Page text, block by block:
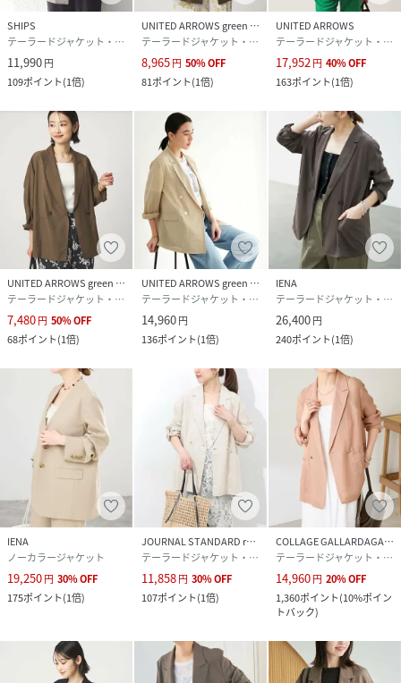
サイズ 36、38
クリーニング 本体:手洗い可能
品番
RP3314_26010900900020
26010900900020-020-036 RP3314)
SHIPS
テーラードジャケット・ブレザー
11,990円
109ポイント(1倍)
UNITED ARROWS green label relaxing
テーラードジャケット・ブレザー
8,965円 50%OFF
81ポイント(1倍)
UNITED ARROWS
テーラードジャケット・ブレザー
17,952 円 40%OFF
163ポイント(1倍)
UNITED ARROWS green label relaxing
テーラードジャケット・ブレザー
7,480円 50%OFF
68ポイント(1倍)
UNITED ARROWS green label relaxing
テーラードジャケット・ブレザー
14,960円
136ポイント(1倍)
IENA
テーラードジャケット・ブレザー
26,400円
240ポイント(1倍)
IENA
ノーカラージャケット
19,250円 30%OFF
175ポイント(1倍)
JOURNAL STANDARD relume
テーラードジャケット・ブレザー
11,858円 30%OFF
107ポイント(1倍)
COLLAGE GALLARDAGALANTE
テーラードジャケット・ブレザー
14,960円 20%OFF
1,360ポイント(10%ポイン
トバック)